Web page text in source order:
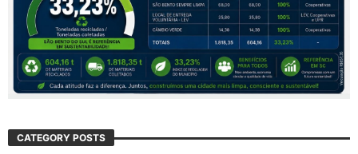
CATEGORY POSTS